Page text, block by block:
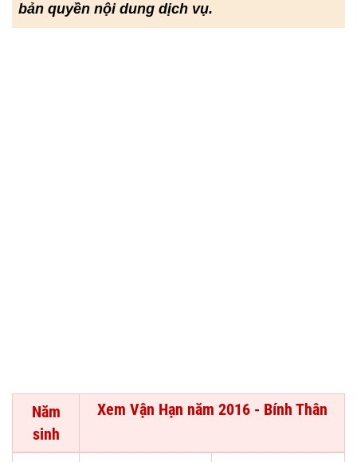
bản quyền nội dung dịch vụ.
Năm
sinh
Xem Vận Hạn năm 2016 - Bính Thân